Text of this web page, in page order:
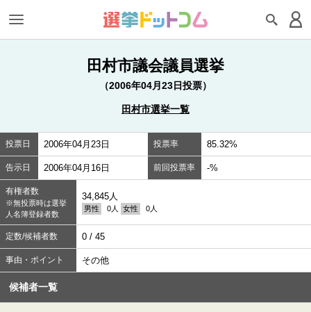
田村市議会議員選挙
（2006年04月23日投票）
田村市選挙一覧
投票日 2006年04月23日 投票率 85.32%
告示日 2006年04月16日 前回投票率 -%
有権者数
※無投票時は選挙
人名簿登録者数
34,845人
男性 0人 女性 0人
定数/候補者数 0 / 45
事由・ポイント その他
候補者一覧